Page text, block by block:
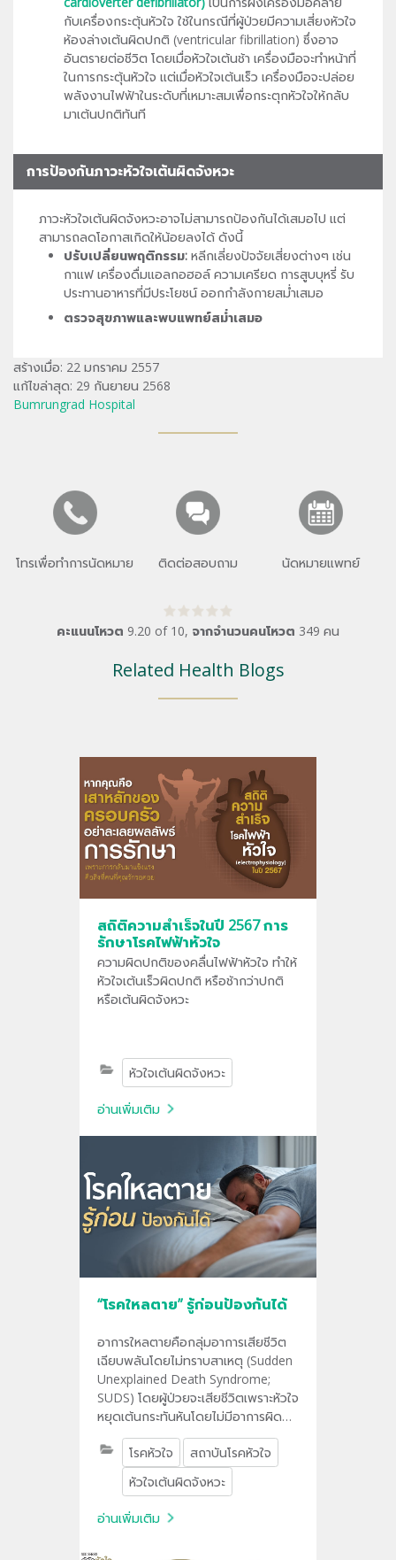
กับเครื่องกระตุ้นหัวใจ ใช้ในกรณีที่ผู้ป่วยมีความเสี่ยงหัวใจ
ห้องล่างเต้นผิดปกติ (ventricular fibrillation) ซึ่งอาจ
อันตรายต่อชีวิต โดยเมื่อหัวใจเต้นช้า เครื่องมือจะทำหน้าที่
ในการกระตุ้นหัวใจ แต่เมื่อหัวใจเต้นเร็ว เครื่องมือจะปล่อย
พลังงานไฟฟ้าในระดับที่เหมาะสมเพื่อกระตุกหัวใจให้กลับ
มาเต้นปกติทันที
การป้องกันภาวะหัวใจเต้นผิดจังหวะ
ภาวะหัวใจเต้นผิดจังหวะอาจไม่สามารถป้องกันได้เสมอไป แต่
สามารถลดโอกาสเกิดให้น้อยลงได้ ดังนี้
ปรับเปลี่ยนพฤติกรรม: หลีกเลี่ยงปัจจัยเสี่ยงต่างๆ เช่น
กาแฟ เครื่องดื่มแอลกอฮอล์ ความเครียด การสูบบุหรี่ รับ
ประทานอาหารที่มีประโยชน์ ออกกำลังกายสม่ำเสมอ
ตรวจสุขภาพและพบแพทย์สม่ำเสมอ
สร้างเมื่อ: 22 มกราคม 2557
แก้ไขล่าสุด: 29 กันยายน 2568
Bumrungrad Hospital
โทรเพื่อทำการนัดหมาย ติดต่อสอบถาม นัดหมายแพทย์
คะแนนโหวต 9.20 of 10, จากจำนวนคนโหวต 349 คน
Related Health Blogs
สถิติความสำเร็จในปี 2567 การ
รักษาโรคไฟฟ้าหัวใจ
ความผิดปกติของคลื่นไฟฟ้าหัวใจ ทำให้
หัวใจเต้นเร็วผิดปกติ หรือช้ากว่าปกติ
หรือเต้นผิดจังหวะ
หัวใจเต้นผิดจังหวะ
อ่านเพิ่มเติม
“โรคใหลตาย” รู้ก่อนป้องกันได้
อาการใหลตายคือกลุ่มอาการเสียชีวิต
เฉียบพลันโดยไม่ทราบสาเหตุ (Sudden
Unexplained Death Syndrome;
SUDS) โดยผู้ป่วยจะเสียชีวิตเพราะหัวใจ
หยุดเต้นกระทันหันโดยไม่มีอาการผิดปก
ติใดๆ มาก่อน สร้างความสูญเสียให้กับ
หลายครอบครัวในทุกๆ ปี และอาการ
ครั้งแรกที่เกิดขึ้นอาจจะทำให้เสียชีวิตได้
โดยไม่มีโอกาสครั้งที่สอง การป้องกัน
โรคนี้จะทำได้อย่างไรติดตามได้จาก
บทความนี้
โรคหัวใจ
สถาบันโรคหัวใจ
หัวใจเต้นผิดจังหวะ
อ่านเพิ่มเติม